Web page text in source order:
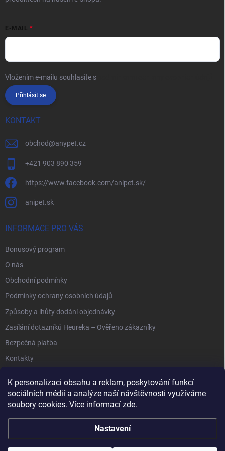
K personalizaci obsahu a reklam, poskytování funkcí
sociálních médií a analýze naší návštěvnosti využíváme
soubory cookies. Více informací zde.
Nastavení
E-MAIL
Vložením e-mailu souhlasíte s
Přihlásit se
KONTAKT
obchod@anypet.cz
+421 903 890 359
https://www.facebook.com/anipet.sk/
anipet.sk
INFORMACE PRO VÁS
Bonusový program
O nás
Obchodní podmínky
Podmínky ochrany osobních údajů
Způsoby a lhůty dodání objednávky
Zasílání dotazníků Heureka – Ověřeno zákazníky
Bezpečná platba
Kontakty
Anipet.sk
Copyright 2026Anypet.cz. Všechna práva vyhrazena.Upravit nastavení